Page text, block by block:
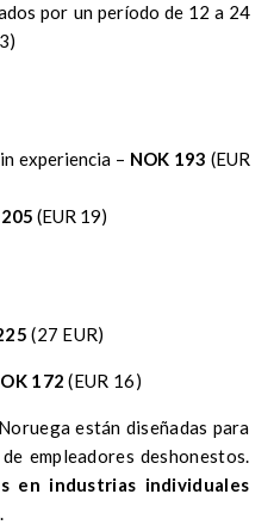
por un período de 12 a 24
experiencia – NOK 193 (EUR
(EUR 19)
(27 EUR)
172 (EUR 16)
están diseñadas para
empleadores deshonestos.
en industrias individuales
.